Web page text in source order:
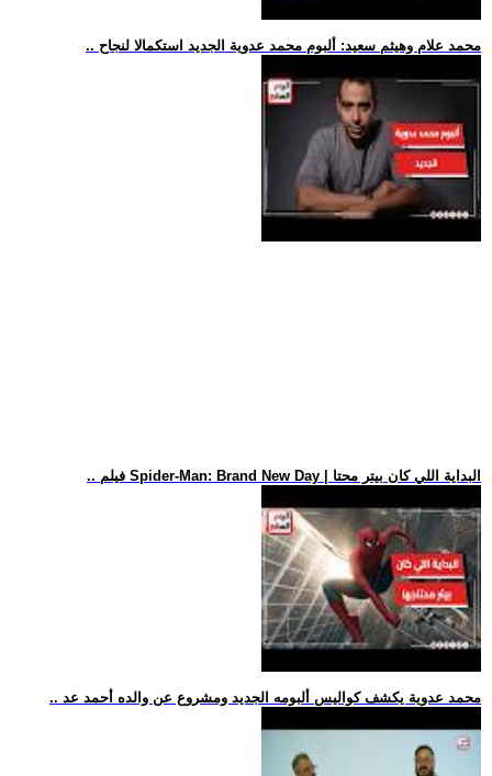
.. محمد علام وهيثم سعيد: ألبوم محمد عدوية الجديد استكمالا لنجاح
.. فيلم Spider-Man: Brand New Day | البداية اللي كان بيتر محتا
.. محمد عدوية يكشف كواليس ألبومه الجديد ومشروع عن والده أحمد عد